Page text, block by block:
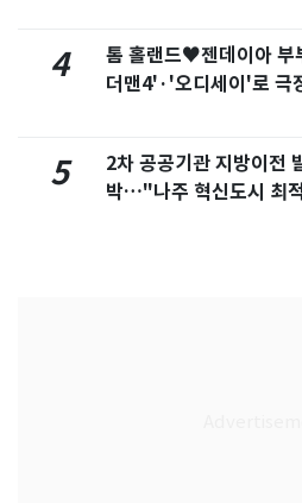
4
톰 홀랜드♥젠데이아 부
더맨4'·'오디세이'로 극
5
2차 공공기관 지방이전
박…"나주 혁신도시 최